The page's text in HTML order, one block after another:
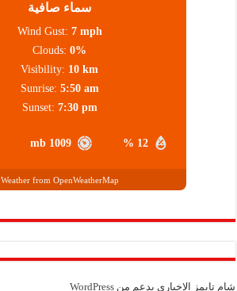
سماء صافية
12 %
1009 mb
Wind Gust: 7 mph
Clouds: 0%
Visibility: 10 km
Sunrise: 5:50 am
Sunset: 7:30 pm
Weather from OpenWeatherMap
شام تايمز الإخباري بدعم منWordPress